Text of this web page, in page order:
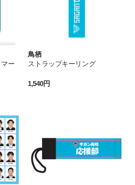
ー
鳥栖
ストラップキーリング
1,540円